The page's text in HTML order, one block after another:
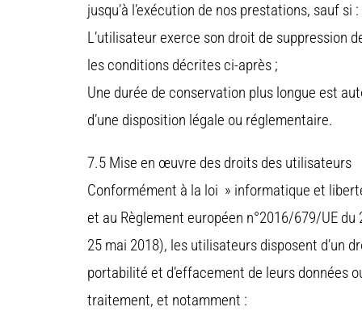
jusqu’à l’exécution de nos prestations, sauf si :
L’utilisateur exerce son droit de suppression
les conditions décrites ci-après ;
Une durée de conservation plus longue est
d’une disposition légale ou réglementaire.
7.5 Mise en œuvre des droits des utilisateurs
Conformément à la loi » informatique et
et au Règlement européen n°2016/679/UE
25 mai 2018), les utilisateurs disposent d’un
portabilité et d’effacement de leurs données
traitement, et notamment :